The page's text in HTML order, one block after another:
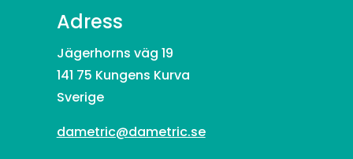
Adress
Jägerhorns väg 19
141 75 Kungens Kurva
Sverige
dametric@dametric.se